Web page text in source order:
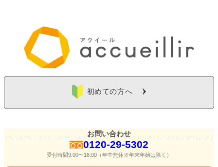
初めての方へ
お問い合わせ
0120-29-5302
受付時間9:00〜18:00（年中無休※年末年始は除く）